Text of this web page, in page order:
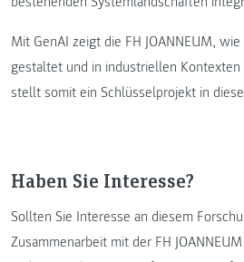
Mit GenAI zeigt die FH JOANNEUM,
gestaltet und in industriellen
stellt somit ein Schlüsselprojekt in
Haben Sie Interesse?
Sollten Sie Interesse an diesem
Zusammenarbeit mit der FH